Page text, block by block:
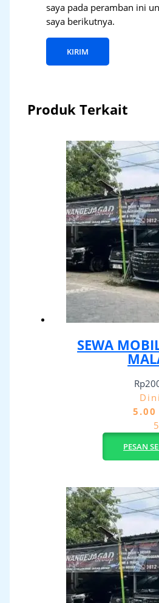
saya pada peramban ini
saya berikutnya.
Produk Terkait
SEWA
Rp
5.00
5
PESAN